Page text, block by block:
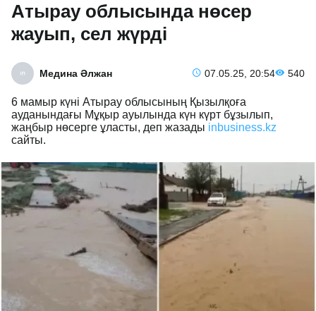
Атырау облысында нөсер
жауып, сел жүрді
Медина Әлжан 07.05.25, 20:54 540
6 мамыр күні Атырау облысының Қызылқоға
ауданындағы Мұқыр ауылында күн күрт бұзылып,
жаңбыр нөсерге ұласты, деп жазады inbusiness.kz
сайты.